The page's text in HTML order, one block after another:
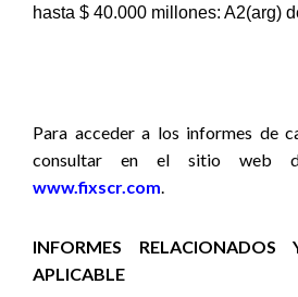
hasta $ 40.000 millones: A2(arg)
Para acceder a los informes de
consultar en el sitio web
www.fixscr.com
INFORMES RELACIONADOS
APLICABLE